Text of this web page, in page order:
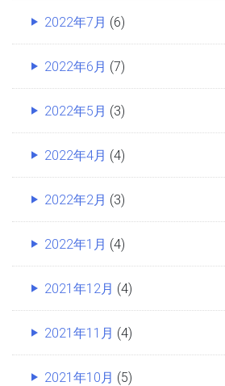
2022年7月 (6)
2022年6月 (7)
2022年5月 (3)
2022年4月 (4)
2022年2月 (3)
2022年1月 (4)
2021年12月 (4)
2021年11月 (4)
2021年10月 (5)